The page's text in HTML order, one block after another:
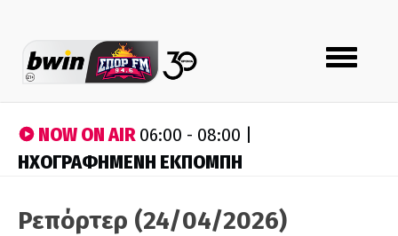
Toggle
navigation
NOW ON AIR06:00 - 08:00 |
ΗΧΟΓΡΑΦΗΜΕΝΗ ΕΚΠΟΜΠΗ
Ρεπόρτερ (24/04/2026)